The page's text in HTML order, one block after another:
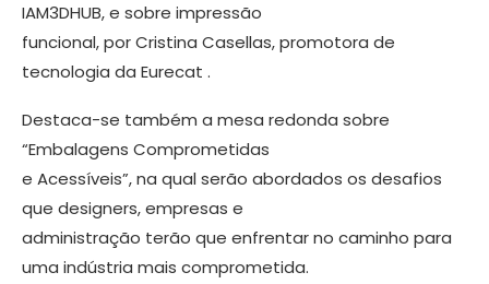
IAM3DHUB, e sobre impressão
funcional, por Cristina Casellas, promotora de
tecnologia da Eurecat .
Destaca-se também a mesa redonda sobre
“Embalagens Comprometidas
e Acessíveis”, na qual serão abordados os desafios
que designers, empresas e
administração terão que enfrentar no caminho para
uma indústria mais comprometida.